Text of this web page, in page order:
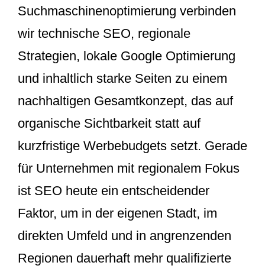
Suchmaschinenoptimierung verbinden
wir technische SEO, regionale
Strategien, lokale Google Optimierung
und inhaltlich starke Seiten zu einem
nachhaltigen Gesamtkonzept, das auf
organische Sichtbarkeit statt auf
kurzfristige Werbebudgets setzt. Gerade
für Unternehmen mit regionalem Fokus
ist SEO heute ein entscheidender
Faktor, um in der eigenen Stadt, im
direkten Umfeld und in angrenzenden
Regionen dauerhaft mehr qualifizierte